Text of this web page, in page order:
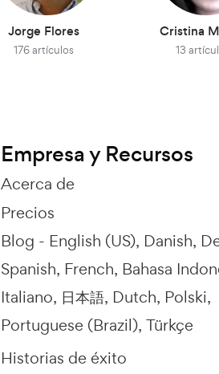
Jorge Flores
176 artículos
Cristina
13
Empresa y Recursos
Acerca de
Precios
Blog - English (US) Danish
Spanish French Bahasa
Italiano 日本語 Dutch Polski
Portuguese (Brazil) Türkçe
Historias de éxito